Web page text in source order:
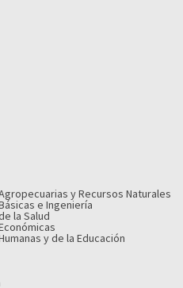
y Recursos Naturales
e Ingeniería
la Salud
y de la Educación